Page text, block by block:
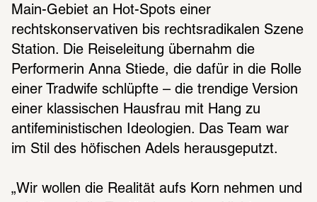
Main-Gebiet an Hot-Spots einer
rechtskonservativen bis rechtsradikalen Szene
Station. Die Reiseleitung übernahm die
Performerin Anna Stiede, die dafür in die Rolle
einer Tradwife schlüpfte – die trendige Version
einer klassischen Hausfrau mit Hang zu
antifeministischen Ideologien. Das Team war
im Stil des höfischen Adels herausgeputzt.
„Wir wollen die Realität aufs Korn nehmen und